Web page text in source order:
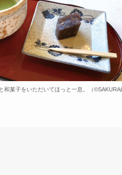
和菓子をいただいてほっと一息。（©️SAKURA